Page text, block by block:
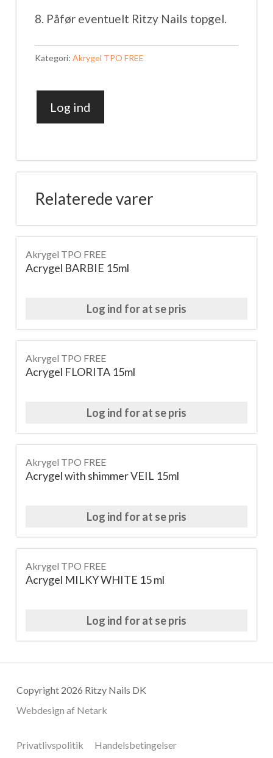
8. Påfør eventuelt Ritzy Nails topgel.
Kategori: Akrygel TPO FREE
ACRYGEL
(TPO
antal
Log ind
Relaterede varer
Akrygel TPO FREE
Acrygel BARBIE 15ml
Log ind for at se pris
Akrygel TPO FREE
Acrygel FLORITA 15ml
Log ind for at se pris
Akrygel TPO FREE
Acrygel with shimmer VEIL 15ml
Log ind for at se pris
Akrygel TPO FREE
Acrygel MILKY WHITE 15 ml
Log ind for at se pris
Copyright 2026 Ritzy Nails DK
Webdesign af Netark
Privatlivspolitik Handelsbetingelser